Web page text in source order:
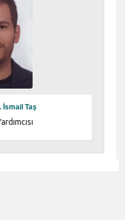
İsmail Taş